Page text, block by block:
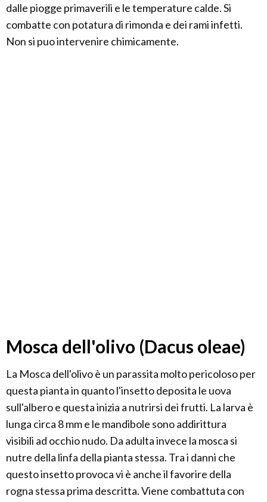
dalle piogge primaverili e le temperature calde. Si
combatte con potatura di rimonda e dei rami infetti.
Non si puo intervenire chimicamente.
Mosca dell'olivo (Dacus oleae)
La Mosca dell'olivo è un parassita molto pericoloso per
questa pianta in quanto l'insetto deposita le uova
sull'albero e questa inizia a nutrirsi dei frutti. La larva è
lunga circa 8 mm e le mandibole sono addirittura
visibili ad occhio nudo. Da adulta invece la mosca si
nutre della linfa della pianta stessa. Tra i danni che
questo insetto provoca vi è anche il favorire della
rogna stessa prima descritta. Viene combattuta con